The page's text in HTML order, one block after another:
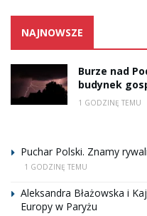
NAJNOWSZE
Burze nad
budynek
1 GODZINĘ TEMU
Puchar Polski. Znamy
1 GODZINĘ TEMU
Aleksandra Błażowska i
Europy w Paryżu